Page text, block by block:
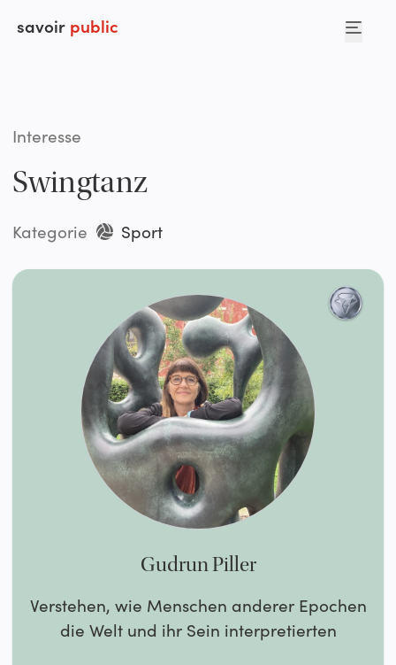
savoir public
Interesse
Swingtanz
Kategorie Sport
Gudrun Piller
Verstehen, wie Menschen anderer Epochen
die Welt und ihr Sein interpretierten